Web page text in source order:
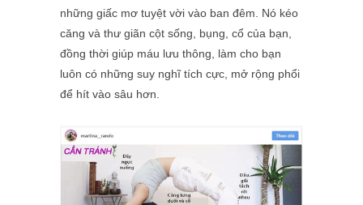
những giấc mơ tuyệt vời vào ban đêm. Nó kéo
căng và thư giãn cột sống, bụng, cổ của bạn,
đồng thời giúp máu lưu thông, làm cho bạn
luôn có những suy nghĩ tích cực, mở rộng phổi
để hít vào sâu hơn.